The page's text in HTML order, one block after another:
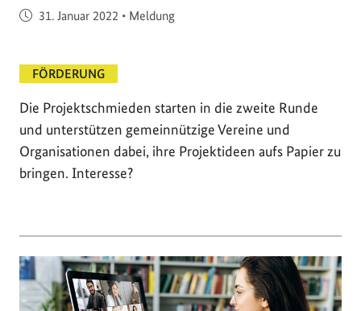
Veröffentlicht am
31. Januar 2022 • Meldung
FÖRDERUNG
Die Projektschmieden starten in die zweite Runde
und unterstützen gemeinnützige Vereine und
Organisationen dabei, ihre Projektideen aufs Papier zu
bringen. Interesse?